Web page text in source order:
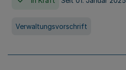
Verwaltungsvorschrift